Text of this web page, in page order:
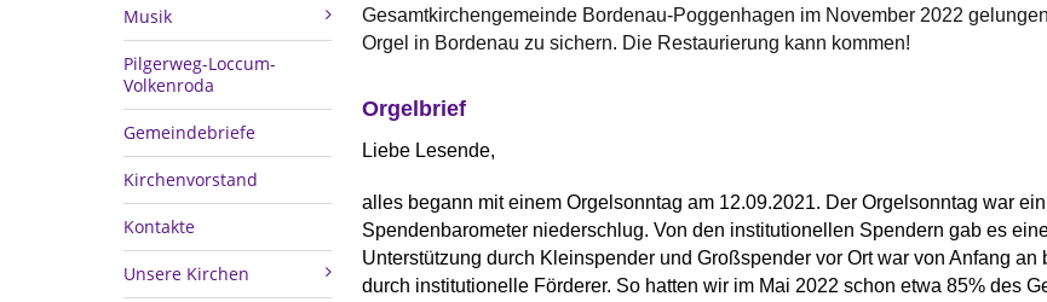
Musik
Pilgerweg-Loccum-
Volkenroda
Gemeindebriefe
Kirchenvorstand
Kontakte
Unsere Kirchen
Gesamtkirchengemeinde Bordenau-Poggenhagen im November 2022
Orgel in Bordenau zu sichern. Die Restaurierung kann kommen!
Orgelbrief
Liebe Lesende,
alles begann mit einem Orgelsonntag am 12.09.2021. Der Orgelsonntag war
Spendenbarometer niederschlug. Von den institutionellen Spendern gab es
Unterstützung durch Kleinspender und Großspender vor Ort war von Anfang
durch institutionelle Förderer. So hatten wir im Mai 2022 schon etwa 85% des